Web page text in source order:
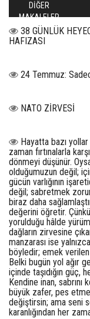
DİĞER
MAKALELER
38 GÜNLÜK
HAFIZASI
24 Temmuz:
NATO ZİRVESİ
Hayatta bazı
zaman fırtınalarla
dönmeyi düşünür.
olduğumuzun değil;
gücün varlığının
değil; sabretmek
biraz daha
değerini öğretir.
yorulduğu hâlde
dağların zirvesine
manzarası ise
böyledir; emek
Belki bugün yol ağır
içinde taşıdığın güç,
Kendine inan,
büyük zafer, pes
değiştirsin; ama seni
karanlığından her